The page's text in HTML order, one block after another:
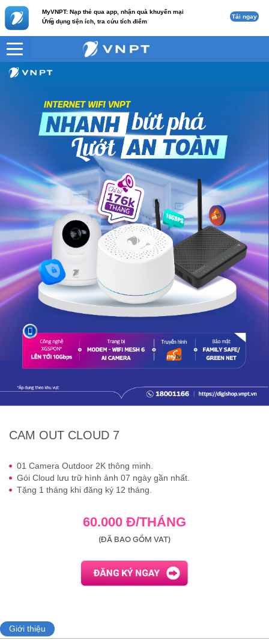
MyVNPT: Nạp thẻ qua app, nhận quà khuyến mại
Ứng dụng tiện ích, tra cứu tích điểm
c Tải ngay
VNPT CAM OUT CLOUD 7
CAM OUT CLOUD 7
01 Camera Outdoor 2K thông minh.
Gói Cloud lưu trữ hình ảnh 07 ngày gần nhất.
Tặng 1 tháng khi đăng ký 12 tháng.
60.000 Đ/THÁNG
(ĐÃ BAO GỒM VAT)
Giới thiệu